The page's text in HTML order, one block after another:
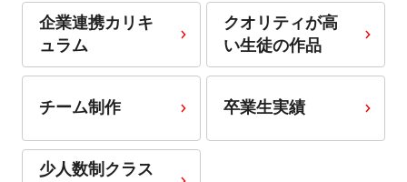
企業連携カリキ
ュラム
クオリティが高
い生徒の作品
チーム制作 卒業生実績
少人数制クラス